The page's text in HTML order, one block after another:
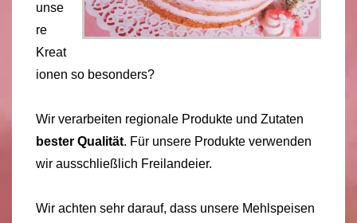
unse
re
Kreat
ionen so besonders?
Wir verarbeiten regionale Produkte und Zutaten
bester Qualität. Für unsere Produkte verwenden
wir ausschließlich Freilandeier.
Wir achten sehr darauf, dass unsere Mehlspeisen